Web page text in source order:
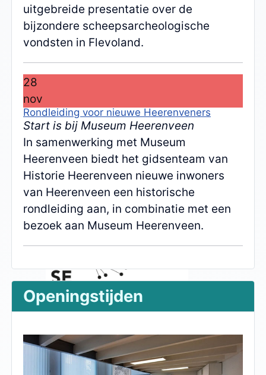
uitgebreide presentatie over de
bijzondere scheepsarcheologische
vondsten in Flevoland.
28
nov
Rondleiding voor nieuwe Heerenveners
Start is bij Museum Heerenveen
In samenwerking met Museum
Heerenveen biedt het gidsenteam van
Historie Heerenveen nieuwe inwoners
van Heerenveen een historische
rondleiding aan, in combinatie met een
bezoek aan Museum Heerenveen.
Openingstijden